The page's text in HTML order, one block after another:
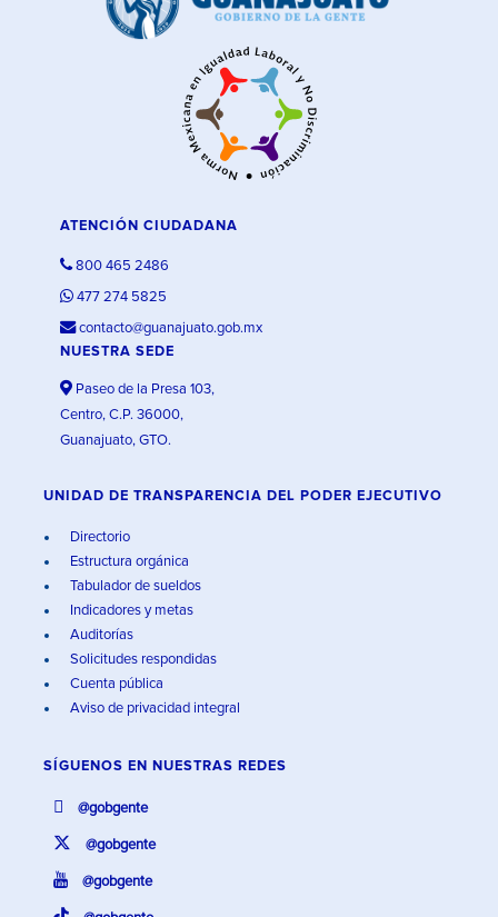
ATENCIÓN CIUDADANA
800 465 2486
477 274 5825
contacto@guanajuato.gob.mx
NUESTRA SEDE
Paseo de la Presa 103,
Centro, C.P. 36000,
Guanajuato, GTO.
UNIDAD DE TRANSPARENCIA DEL PODER EJECUTIVO
Directorio
Estructura orgánica
Tabulador de sueldos
Indicadores y metas
Auditorías
Solicitudes respondidas
Cuenta pública
Aviso de privacidad integral
SÍGUENOS EN NUESTRAS REDES
@gobgente
@gobgente
@gobgente